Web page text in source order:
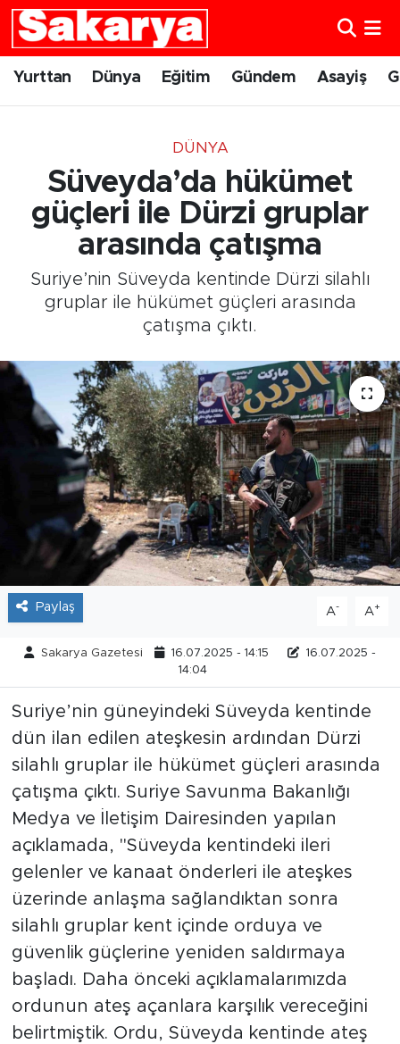
Yurttan Dünya Eğitim Gündem Asayiş
DÜNYA
Süveyda’da hükümet
güçleri ile Dürzi gruplar
arasında çatışma
Suriye’nin Süveyda kentinde Dürzi silahlı
gruplar ile hükümet güçleri arasında
çatışma çıktı.
Paylaş A- A+
Sakarya Gazetesi 16.07.2025 - 14:15
16.07.2025 -
14:04
Suriye’nin güneyindeki Süveyda kentinde
dün ilan edilen ateşkesin ardından Dürzi
silahlı gruplar ile hükümet güçleri arasında
çatışma çıktı. Suriye Savunma Bakanlığı
Medya ve İletişim Dairesinden yapılan
açıklamada, "Süveyda kentindeki ileri
gelenler ve kanaat önderleri ile ateşkes
üzerinde anlaşma sağlandıktan sonra
silahlı gruplar kent içinde orduya ve
güvenlik güçlerine yeniden saldırmaya
başladı. Daha önceki açıklamalarımızda
ordunun ateş açanlara karşılık vereceğini
belirtmiştik. Ordu, Süveyda kentinde ateş
Yurttan
Gündem
Eskişehirspor
Spor
Kültür Sanat
Tarihçe
Resmi İlanlar
Söyleşi
Foto Şaka
Teknoloji
Politika
Eskişehir Nöbetçi Eczaneler
Eskişehir Trafik Yoğunluk Haritası
Süper Lig Puan Durumu ve Fikstür
Tüm Manşetler
Haber Arşivi